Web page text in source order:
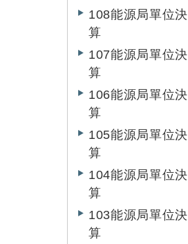
108能源局單位決
算
107能源局單位決
算
106能源局單位決
算
105能源局單位決
算
104能源局單位決
算
103能源局單位決
算